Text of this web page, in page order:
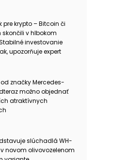
pre krypto – Bitcoin či
skončili v hlbokom
investovanie
upozorňuje expert
od značky Mercedes-
možno objednať
atraktívnych
slúchadlá WH-
v novom olivovozelenom